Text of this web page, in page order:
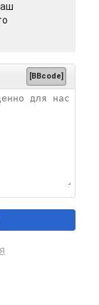
[BBcode]